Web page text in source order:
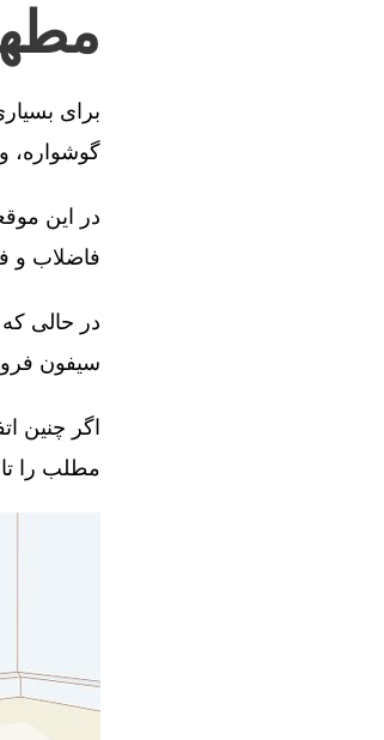
برای
گوشواره،
در این
فاضلاب و
در حالی
سیفون فرو
اگر چنین
مطلب را